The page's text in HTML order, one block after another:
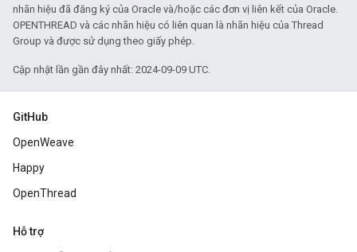
nhãn hiệu đã đăng ký của Oracle và/hoặc các đơn vị liên kết của Oracle.
OPENTHREAD và các nhãn hiệu có liên quan là nhãn hiệu của Thread
Group và được sử dụng theo giấy phép.
Cập nhật lần gần đây nhất: 2024-09-09 UTC.
GitHub
OpenWeave
Happy
OpenThread
Hỗ trợ